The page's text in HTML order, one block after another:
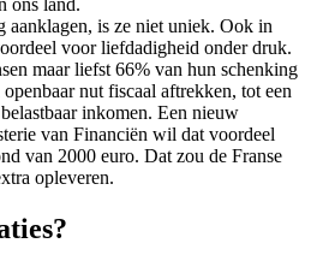
aanklagen, is ze niet uniek. Ook in
voor liefdadigheid onder druk.
maar liefst 66% van hun schenking
nut fiscaal aftrekken, tot een
inkomen. Een nieuw
van Financiën wil dat voordeel
van 2000 euro. Dat zou de Franse
opleveren.